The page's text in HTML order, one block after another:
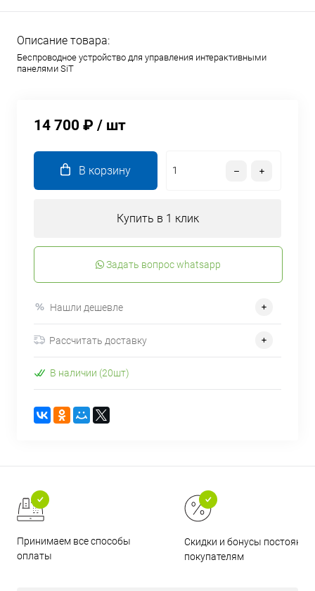
Описание товара:
Беспроводное устройство для управления интерактивными
панелями SiT
14 700 ₽ / шт
В корзину
Купить в 1 клик
Задать вопрос whatsapp
Нашли дешевле
Рассчитать доставку
В наличии (20шт)
Принимаем все способы
оплаты
Скидки и бонусы
покупателям